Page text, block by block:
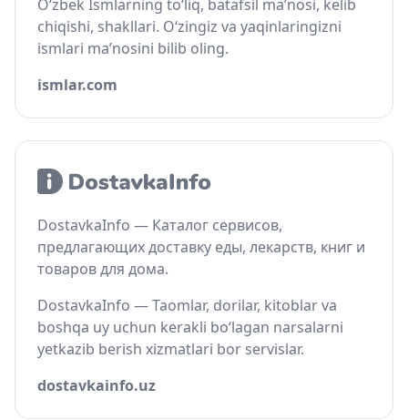
O‘zbek Ismlarning to‘liq, batafsil ma’nosi, kelib
chiqishi, shakllari. O‘zingiz va yaqinlaringizni
ismlari ma’nosini bilib oling.
ismlar.com
DostavkaInfo — Каталог сервисов,
предлагающих доставку еды, лекарств, книг и
товаров для дома.
DostavkaInfo — Taomlar, dorilar, kitoblar va
boshqa uy uchun kerakli bo‘lagan narsalarni
yetkazib berish xizmatlari bor servislar.
dostavkainfo.uz